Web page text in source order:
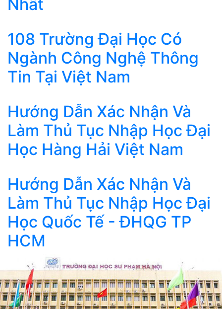
Nhất
108 Trường Đại Học Có
Ngành Công Nghệ Thông
Tin Tại Việt Nam
Hướng Dẫn Xác Nhận Và
Làm Thủ Tục Nhập Học Đại
Học Hàng Hải Việt Nam
Hướng Dẫn Xác Nhận Và
Làm Thủ Tục Nhập Học Đại
Học Quốc Tế - ĐHQG TP
HCM